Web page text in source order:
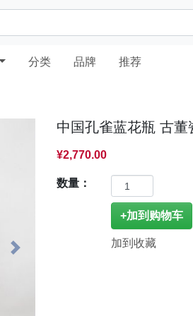
分类 品牌 推荐
Next
中国孔雀蓝花瓶 古董
¥2,770.00
数量：
加到收藏